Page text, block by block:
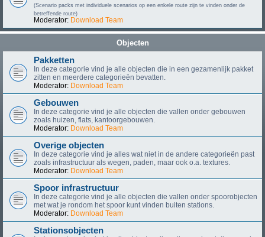
(Scenario packs met individuele scenarios op een enkele route zijn te vinden onder de
betreffende route)
Moderator: Download Team
Objecten
Pakketten
In deze categorie vind je alle objecten die in een gezamenlijk pakket
zitten en meerdere categorieën bevatten.
Moderator: Download Team
Gebouwen
In deze categorie vind je alle objecten die vallen onder gebouwen
zoals huizen, flats, kantoorgebouwen.
Moderator: Download Team
Overige objecten
In deze categorie vind je alles wat niet in de andere categorieën past
zoals infrastructuur als wegen, paden, maar ook o.a. textures.
Moderator: Download Team
Spoor infrastructuur
In deze categorie vind je alle objecten die vallen onder spoorobjecten
met wat je rondom het spoor kunt vinden buiten stations.
Moderator: Download Team
Stationsobjecten